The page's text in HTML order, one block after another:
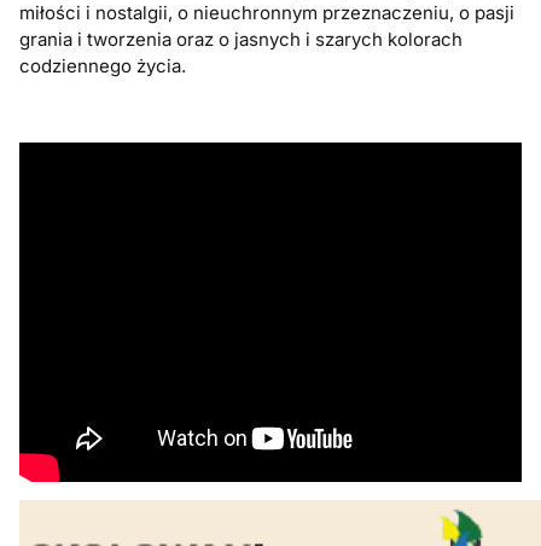
miłości i nostalgii, o nieuchronnym przeznaczeniu, o pasji
grania i tworzenia oraz o jasnych i szarych kolorach
codziennego życia.